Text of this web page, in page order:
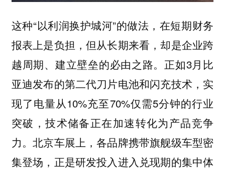
这种“以利润换护城河”的做法，在短期财务
报表上是负担，但从长期来看，却是企业跨
越周期、建立壁垒的必由之路。正如3月比
亚迪发布的第二代刀片电池和闪充技术，实
现了电量从10%充至70%仅需5分钟的行业
突破，技术储备正在加速转化为产品竞争
力。北京车展上，各品牌携带旗舰级车型密
集登场，正是研发投入进入兑现期的集中体